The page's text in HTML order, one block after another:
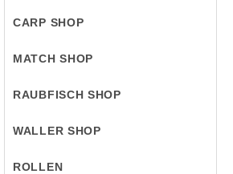
CARP SHOP
MATCH SHOP
RAUBFISCH SHOP
WALLER SHOP
ROLLEN